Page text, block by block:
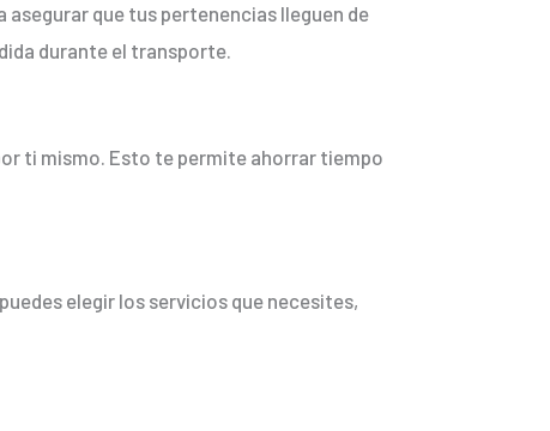
que tus pertenencias lleguen de
durante el transporte.
ti mismo. Esto te permite ahorrar tiempo
elegir los servicios que necesites,